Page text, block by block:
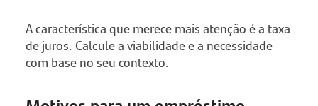
A característica que merece mais atenção é a taxa
de juros. Calcule a viabilidade e a necessidade
com base no seu contexto.